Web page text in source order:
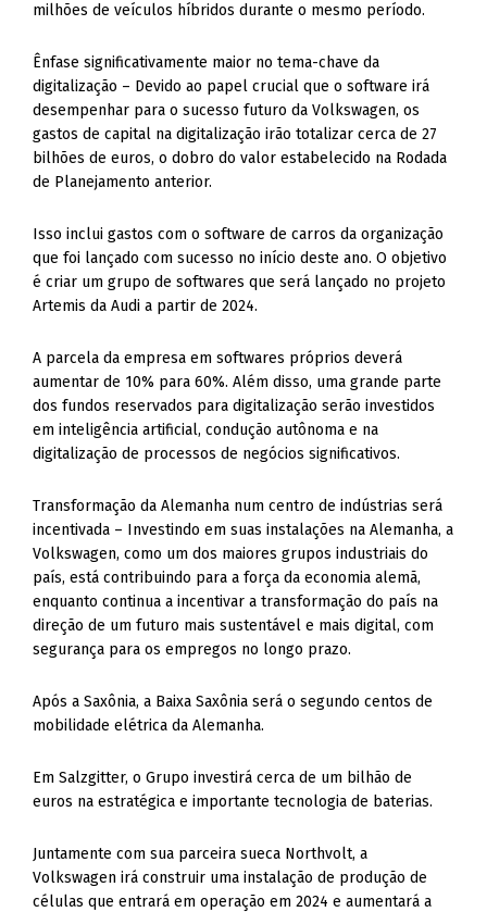
milhões de veículos híbridos durante o mesmo período.
Ênfase significativamente maior no tema-chave da
digitalização – Devido ao papel crucial que o software irá
desempenhar para o sucesso futuro da Volkswagen, os
gastos de capital na digitalização irão totalizar cerca de 27
bilhões de euros, o dobro do valor estabelecido na Rodada
de Planejamento anterior.
Isso inclui gastos com o software de carros da organização
que foi lançado com sucesso no início deste ano. O objetivo
é criar um grupo de softwares que será lançado no projeto
Artemis da Audi a partir de 2024.
A parcela da empresa em softwares próprios deverá
aumentar de 10% para 60%. Além disso, uma grande parte
dos fundos reservados para digitalização serão investidos
em inteligência artificial, condução autônoma e na
digitalização de processos de negócios significativos.
Transformação da Alemanha num centro de indústrias será
incentivada – Investindo em suas instalações na Alemanha, a
Volkswagen, como um dos maiores grupos industriais do
país, está contribuindo para a força da economia alemã,
enquanto continua a incentivar a transformação do país na
direção de um futuro mais sustentável e mais digital, com
segurança para os empregos no longo prazo.
Após a Saxônia, a Baixa Saxônia será o segundo centos de
mobilidade elétrica da Alemanha.
Em Salzgitter, o Grupo investirá cerca de um bilhão de
euros na estratégica e importante tecnologia de baterias.
Juntamente com sua parceira sueca Northvolt, a
Volkswagen irá construir uma instalação de produção de
células que entrará em operação em 2024 e aumentará a